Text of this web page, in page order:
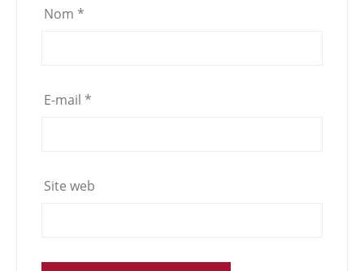
Nom *
E-mail *
Site web